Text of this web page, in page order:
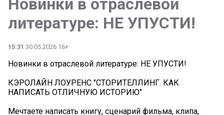
Новинки в отраслевой
литературе: НЕ УПУСТИ!
15:31 30.05.2026 16+
Новинки в отраслевой литературе: НЕ УПУСТИ!
КЭРОЛАЙН ЛОУРЕНС "СТОРИТЕЛЛИНГ. КАК
НАПИСАТЬ ОТЛИЧНУЮ ИСТОРИЮ"
Мечтаете написать книгу, сценарий фильма, клипа,